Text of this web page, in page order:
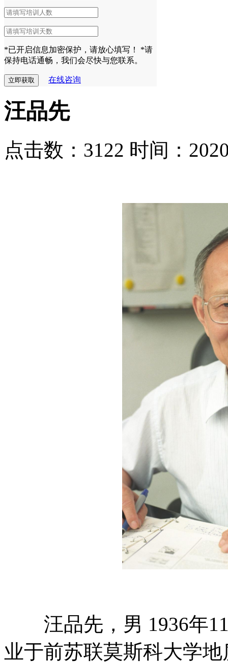
*已开启信息加密保护，请放心填写！
*请
保持电话通畅，我们会尽快与您联系。
在线咨询
汪品先
点击数：3122 时间：
汪品先，男 1936年11
业于前苏联莫斯科大学